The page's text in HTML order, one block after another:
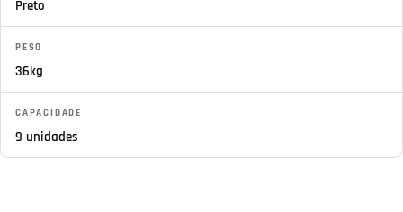
Preto
PESO
36kg
CAPACIDADE
9 unidades